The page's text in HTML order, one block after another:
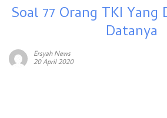
Soal 77 Orang TKI Yang
Datanya
Ersyah News
20 April 2020